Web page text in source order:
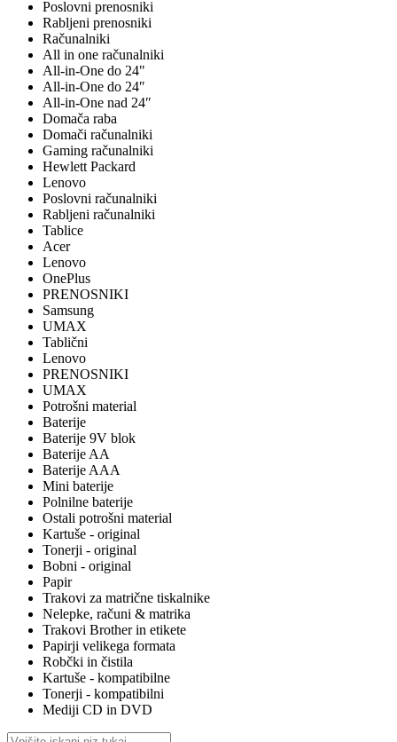
Poslovni prenosniki
Rabljeni prenosniki
Računalniki
All in one računalniki
All-in-One do 24"
All-in-One do 24″
All-in-One nad 24″
Domača raba
Domači računalniki
Gaming računalniki
Hewlett Packard
Lenovo
Poslovni računalniki
Rabljeni računalniki
Tablice
Acer
Lenovo
OnePlus
PRENOSNIKI
Samsung
UMAX
Tablični
Lenovo
PRENOSNIKI
UMAX
Potrošni material
Baterije
Baterije 9V blok
Baterije AA
Baterije AAA
Mini baterije
Polnilne baterije
Ostali potrošni material
Kartuše - original
Tonerji - original
Bobni - original
Papir
Trakovi za matrične tiskalnike
Nelepke, računi & matrika
Trakovi Brother in etikete
Papirji velikega formata
Robčki in čistila
Kartuše - kompatibilne
Tonerji - kompatibilni
Mediji CD in DVD